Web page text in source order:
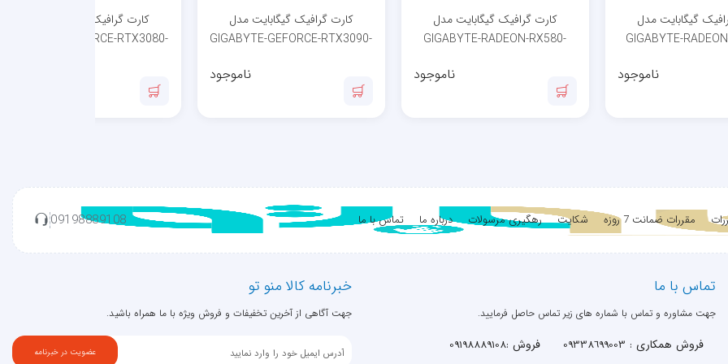
گیگابایت مدل
GIGABYTE-
ناموجود
کارت گرافیک گیگابایت مدل
GIGABYTE-RADEON-RX580-
ناموجود
کارت گرافیک گیگابایت مدل
GIGABYTE-GEFORCE-RTX3090-
ناموجود
کارت گرافیک گیگابایت مدل
GIGABYTE-GEFORCE-RTX3080-
مقررات ضمانت 7 روزه شکایت رهگیری مرسولات درباره ما تماس با ما 09198889108
تماس با ما
جهت مشاوره و تماس با شماره های زیر تماس حاصل فرمایید.
فروش همکاری : 09338699003 فروش :09198889108
خبرنامه کالا منو تو
جهت آگاهی از آخرین تخفیفات و فروش ویژه با ما همراه باشید.
عضویت در خبرنامه